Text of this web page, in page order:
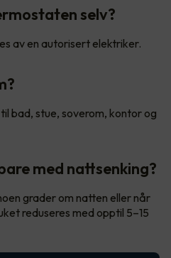
selv?
av en autorisert elektriker.
bad, stue, soverom, kontor og
med nattsenking?
grader om natten eller når
reduseres med opptil 5–15